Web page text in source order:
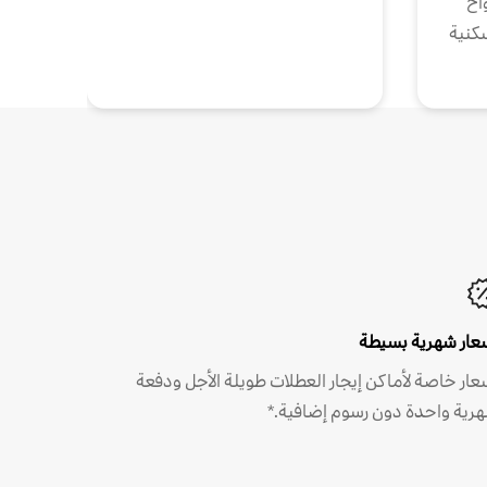
شهرية بسيطة
خاصة لأماكن إيجار العطلات طويلة الأجل ودفعة
واحدة دون رسوم إضافية.*